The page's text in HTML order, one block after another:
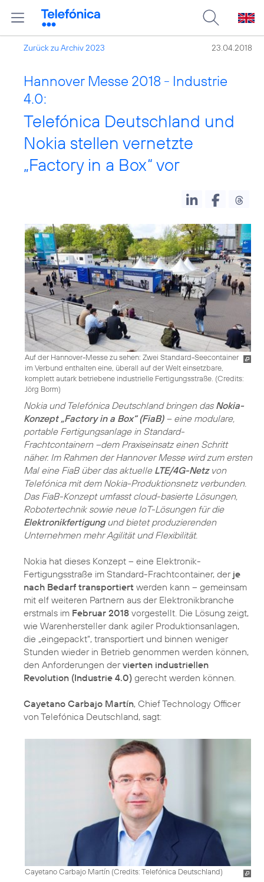
Zurück zu Archiv 2023 23.04.2018
Hannover Messe 2018 - Industrie
4.0:
Telefónica Deutschland und
Nokia stellen vernetzte
„Factory in a Box“ vor
Auf der Hannover-Messe zu sehen: Zwei Standard-Seecontainer
im Verbund enthalten eine, überall auf der Welt einsetzbare,
komplett autark betriebene industrielle Fertigungsstraße. (Credits:
Jörg Borm)
Nokia und Telefónica Deutschland bringen das Nokia-
Konzept „Factory in a Box“ (FiaB)– eine modulare,
portable Fertigungsanlage in Standard-
Frachtcontainern –dem Praxiseinsatz einen Schritt
näher. Im Rahmen der Hannover Messe wird zum ersten
Mal eine FiaB über das aktuelle LTE/4G-Netzvon
Telefónica mit dem Nokia-Produktionsnetz verbunden.
Das FiaB-Konzept umfasst cloud-basierte Lösungen,
Robotertechnik sowie neue IoT-Lösungen für die
Elektronikfertigungund bietet produzierenden
Unternehmen mehr Agilität und Flexibilität.
Nokia hat dieses Konzept – eine Elektronik-
Fertigungsstraße im Standard-Frachtcontainer, der je
nach Bedarf transportiert werden kann – gemeinsam
mit elf weiteren Partnern aus der Elektronikbranche
erstmals im Februar 2018 vorgestellt. Die Lösung zeigt,
wie Warenhersteller dank agiler Produktionsanlagen,
die „eingepackt“, transportiert und binnen weniger
Stunden wieder in Betrieb genommen werden können,
den Anforderungen dervierten industriellen
Revolution (Industrie 4.0) gerecht werden können.
Cayetano Carbajo Martín, Chief Technology Officer
von Telefónica Deutschland, sagt:
Cayetano Carbajo Martín (Credits: Telefónica Deutschland)